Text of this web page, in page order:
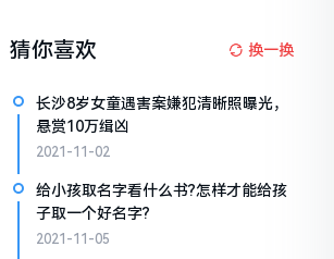
猜你喜欢 换一换
长沙8岁女童遇害案嫌犯清晰照曝光，
悬赏10万缉凶
2021-11-02
给小孩取名字看什么书?怎样才能给孩
子取一个好名字?
2021-11-05